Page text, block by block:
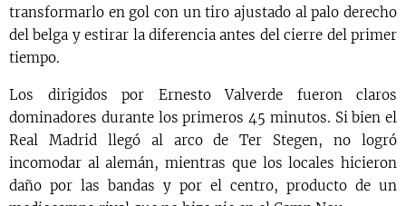
transformarlo en gol con un tiro ajustado al palo derecho
del belga y estirar la diferencia antes del cierre del primer
tiempo.
Los dirigidos por Ernesto Valverde fueron claros
dominadores durante los primeros 45 minutos. Si bien el
Real Madrid llegó al arco de Ter Stegen, no logró
incomodar al alemán, mientras que los locales hicieron
daño por las bandas y por el centro, producto de un